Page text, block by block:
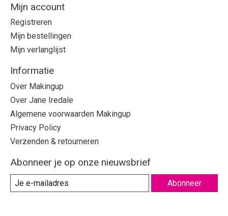
Mijn account
Registreren
Mijn bestellingen
Mijn verlanglijst
Informatie
Over Makingup
Over Jane Iredale
Algemene voorwaarden Makingup
Privacy Policy
Verzenden & retourneren
Abonneer je op onze nieuwsbrief
Abonneer